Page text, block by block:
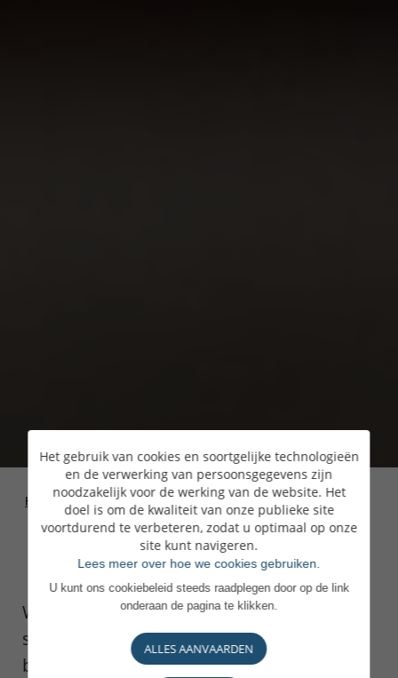
Homepage> Ondernemingen en
ondernemers
> Programma's voor
de Next Gen
Wij begeleiden jongeren die hun eerste
stappen in het familiebedrijf zetten en
bieden hen twee specifieke
Het gebruik van cookies en soortgelijke technologieën
en de verwerking van persoonsgegevens zijn
noodzakelijk voor de werking van de website. Het
doel is om de kwaliteit van onze publieke site
voortdurend te verbeteren, zodat u optimaal op onze
site kunt navigeren.
Lees meer over hoe we cookies gebruiken.
U kunt ons cookiebeleid steeds raadplegen door op de link
onderaan de pagina te klikken.
ALLES AANVAARDEN